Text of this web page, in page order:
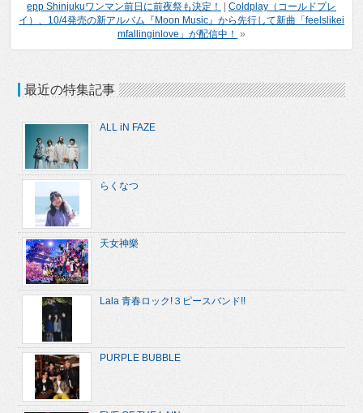
epp Shinjukuワンマン前日に前夜祭も決定！
Coldplay（コールドプレ
イ）、10/4発売の新アルバム『Moon Music』から先行して新曲「feelslikei
mfallinginlove」が配信中！ »
最近の特集記事
ALL iN FAZE
らくなつ
天女神樂
Lala 青春ロック!３ピースバンド!!
PURPLE BUBBLE